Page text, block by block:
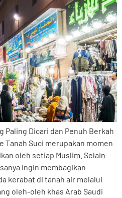
Paling Dicari dan Penuh Berkah
Tanah Suci merupakan momen
oleh setiap Muslim. Selain
ingin membagikan
kerabat di tanah air melalui
oleh-oleh khas Arab Saudi